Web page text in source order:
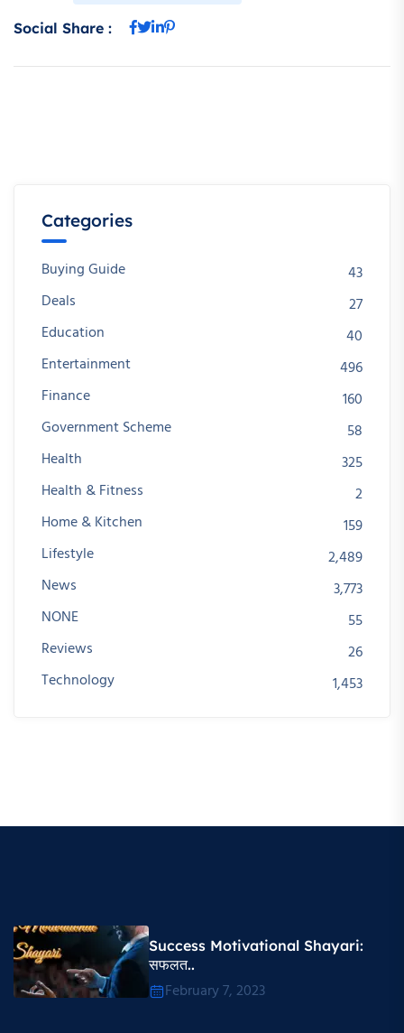
Social Share :
Categories
Buying Guide
43
Deals
27
Education
40
Entertainment
496
Finance
160
Government Scheme
58
Health
325
Health & Fitness
2
Home & Kitchen
159
Lifestyle
2,489
News
3,773
NONE
55
Reviews
26
Technology
1,453
Success Motivational Shayari​:
सफलत..
February 7, 2023